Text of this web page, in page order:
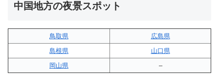
中国地方の夜景スポット
鳥取県
広島県
島根県
山口県
岡山県
–